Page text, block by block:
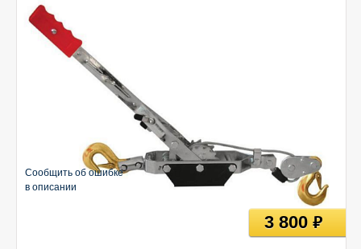
Сообщить об ошибке
в описании
3 800руб